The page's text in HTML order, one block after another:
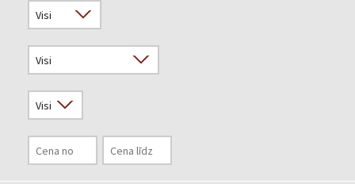
Novērtēt īpašumu
Uzņēmums
Pakalpojumi
Kontakti